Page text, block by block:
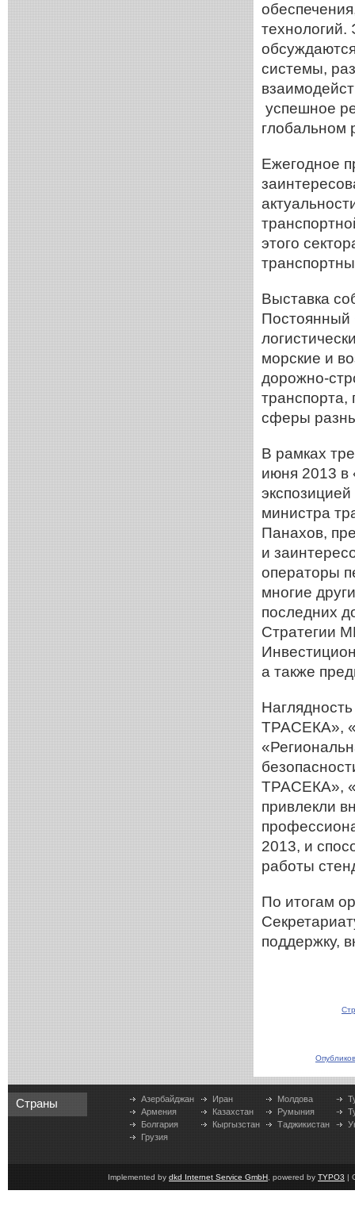
технологий.
системы,
успешное
глобальном
Ежегодное
этого
Выставка
Постоянный
морские и
дорожно-
транспорта,
сферы
В рамках
июня 2013 в
министра
Панахов,
и
операторы
многие
последних
Стратегии
а также
ТРАСЕКА»,
ТРАСЕКА»,
привлекли
2013, и
работы
По итогам
поддержку,
Страны
Азербайджан
Армения
Болгария
Грузия
Иран
Казахстан
Кыргызстан
Молдова
Румыния
Таджикистан
Implemented by dkd Internet Service GmbH , powered by TYPO3 |